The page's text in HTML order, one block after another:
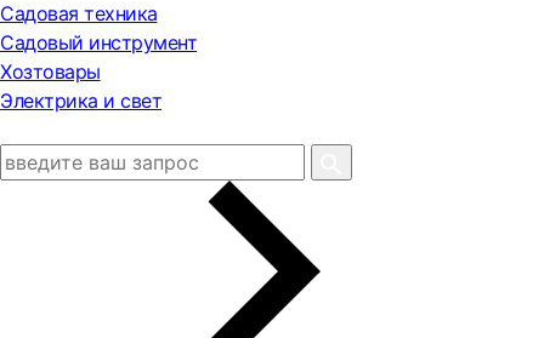
Садовая техника
Садовый инструмент
Хозтовары
Электрика и свет